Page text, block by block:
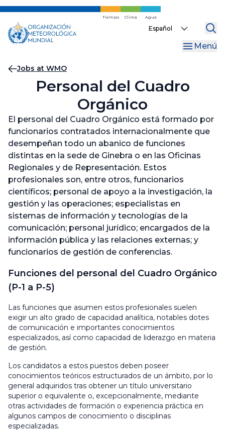
Ir
contenido
principal
Tiempo Clima Agua
Select
Menú
Migas
Jobs at WMO
Personal del Cuadro
Orgánico
El personal del Cuadro Orgánico está formado por
funcionarios contratados internacionalmente que
desempeñan todo un abanico de funciones
distintas en la sede de Ginebra o en las Oficinas
Regionales y de Representación. Estos
profesionales son, entre otros, funcionarios
científicos; personal de apoyo a la investigación, la
gestión y las operaciones; especialistas en
sistemas de información y tecnologías de la
comunicación; personal jurídico; encargados de la
información pública y las relaciones externas; y
funcionarios de gestión de conferencias.
Funciones del personal del Cuadro Orgánico
(P-1 a P-5)
Las funciones que asumen estos profesionales suelen
exigir un alto grado de capacidad analítica, notables dotes
de comunicación e importantes conocimientos
especializados, así como capacidad de liderazgo en materia
de gestión.
Los candidatos a estos puestos deben poseer
conocimientos teóricos estructurados de un ámbito, por lo
general adquiridos tras obtener un título universitario
superior o equivalente o, excepcionalmente, mediante
otras actividades de formación o experiencia práctica en
algunos campos de conocimiento o disciplinas
especializadas.